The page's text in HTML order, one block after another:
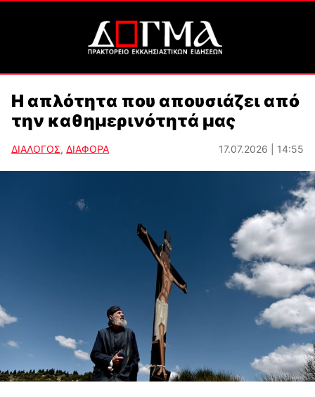
Η απλότητα που απουσιάζει από
την καθημερινότητά μας
ΔΙΑΛΟΓΟΣ, ΔΙΑΦΟΡΑ 17.07.2026 | 14:55